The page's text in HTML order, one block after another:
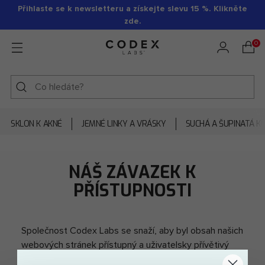
Přihlaste se k newsletteru a získejte slevu 15 %. Klikněte
zde.
0
SKLON K AKNÉ JEMNÉ LINKY A VRÁSKY SUCHÁ A ŠUPINATÁ
NÁŠ ZÁVAZEK K
PŘÍSTUPNOSTI
Společnost Codex Labs se snaží, aby byl obsah našich
webových stránek přístupný a uživatelsky přívětivý
pro každého. Pokud máte potíže s prohlížením nebo